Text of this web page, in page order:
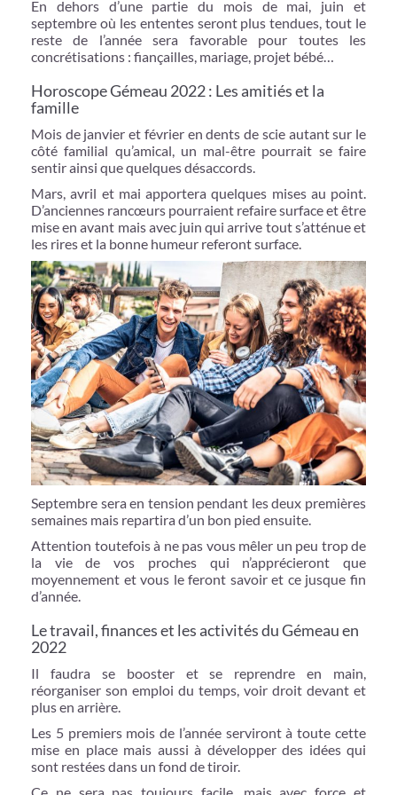
En dehors d’une partie du mois de mai, juin et
septembre où les ententes seront plus tendues, tout le
reste de l’année sera favorable pour toutes les
concrétisations : fiançailles, mariage, projet bébé…
Horoscope Gémeau 2022 : Les amitiés et la
famille
Mois de janvier et février en dents de scie autant sur le
côté familial qu’amical, un mal-être pourrait se faire
sentir ainsi que quelques désaccords.
Mars, avril et mai apportera quelques mises au point.
D’anciennes rancœurs pourraient refaire surface et être
mise en avant mais avec juin qui arrive tout s’atténue et
les rires et la bonne humeur referont surface.
Septembre sera en tension pendant les deux premières
semaines mais repartira d’un bon pied ensuite.
Attention toutefois à ne pas vous mêler un peu trop de
la vie de vos proches qui n’apprécieront que
moyennement et vous le feront savoir et ce jusque fin
d’année.
Le travail, finances et les activités du Gémeau en
2022
Il faudra se booster et se reprendre en main,
réorganiser son emploi du temps, voir droit devant et
plus en arrière.
Les 5 premiers mois de l’année serviront à toute cette
mise en place mais aussi à développer des idées qui
sont restées dans un fond de tiroir.
Ce ne sera pas toujours facile, mais avec force et